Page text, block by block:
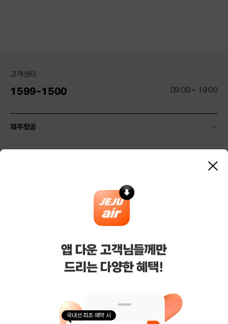
닫
앱 다운 고객님들께만
드리는 다양한 혜택!
국내선 최초 예약 시
고객센터
1599-1500 09:00 ~ 19:00
제주항공
통신판매업신고 : 제주 2006-125호
호스팅 사업자 : AWS